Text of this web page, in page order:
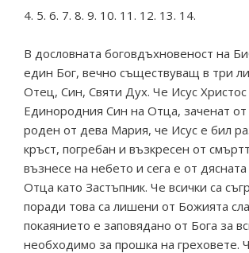
4. 5. 6. 7. 8. 9. 10. 11. 12. 13. 14.
В дословната боговдъхновеност на
един Бог, вечно съществуващ в три
Отец, Син, Святи Дух. Че Исус Христос
Единородния Син на Отца, заченат
роден от дева Мария, че Исус е бил
кръст, погребан и възкресен от
възнесе на небето и сега е от дясната
Отца като Застъпник. Че всички са
поради това са лишени от Божията
покаянието е заповядано от Бога за
необходимо за прошка на греховете.